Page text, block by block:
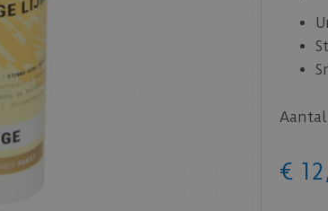
€ 12 ,